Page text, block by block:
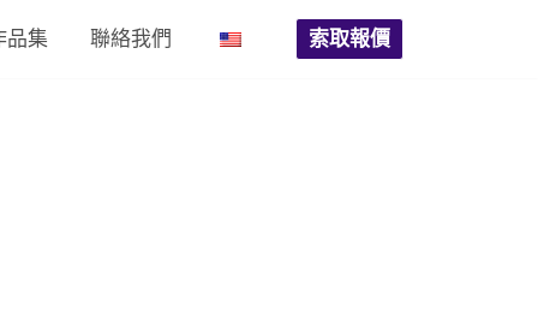
品集 聯絡我們 索取報價